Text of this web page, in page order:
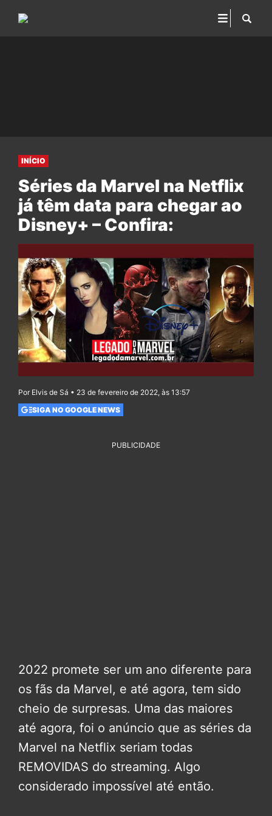
INÍCIO
Séries da Marvel na Netflix
já têm data para chegar ao
Disney+ – Confira:
Por Elvis de Sá • 23 de fevereiro de 2022, às 13:57
SIGA NO GOOGLE NEWS
PUBLICIDADE
2022 promete ser um ano diferente para
os fãs da Marvel, e até agora, tem sido
cheio de surpresas. Uma das maiores
até agora, foi o anúncio que as séries da
Marvel na Netflix seriam todas
REMOVIDAS do streaming. Algo
considerado impossível até então.